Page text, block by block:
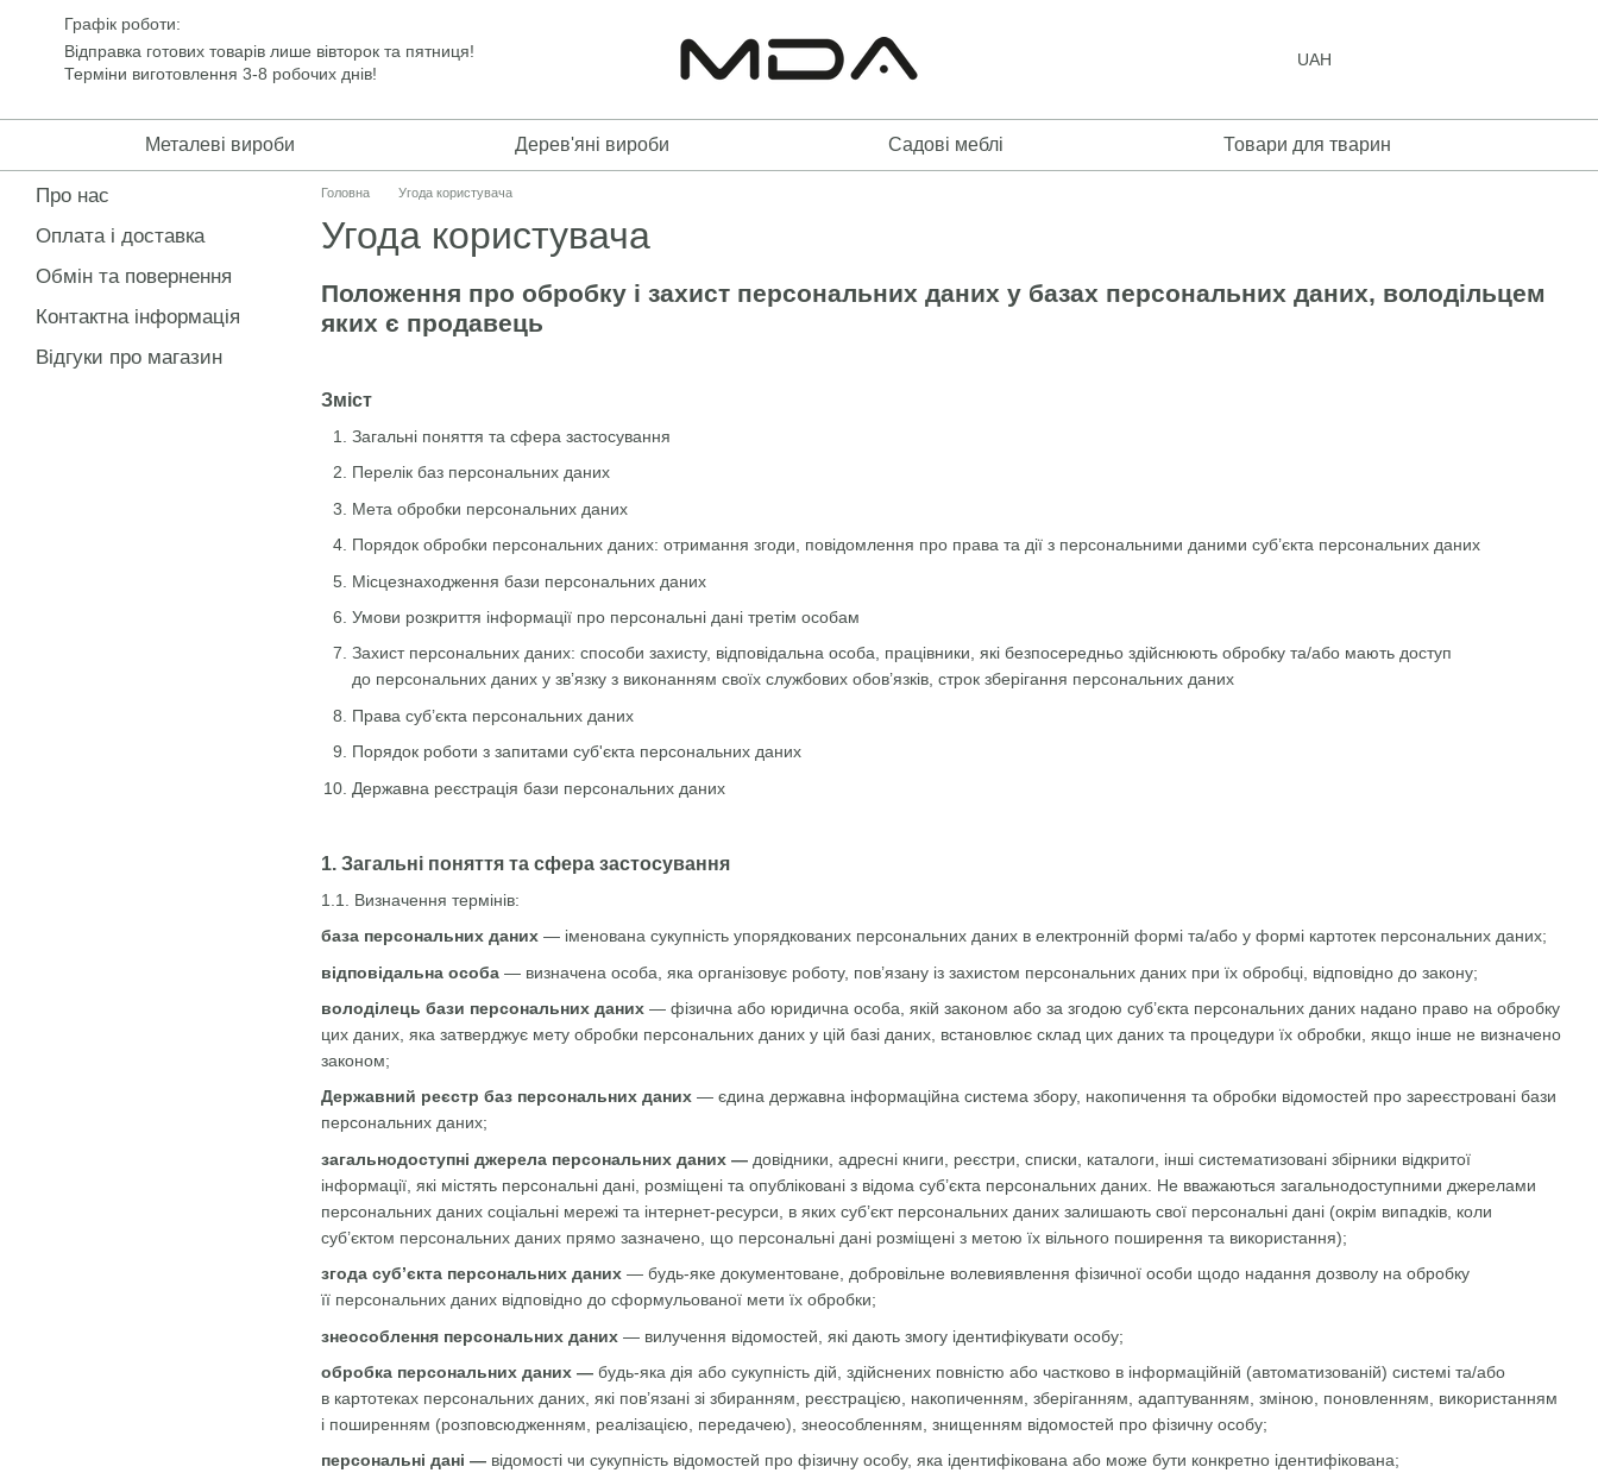
Перейти до основного контенту
Графік роботи:
Відправка готових товарів лише вівторок та пятниця!
Терміни виготовлення 3-8 робочих днів!
UAH
Металеві вироби Дерев'яні вироби Садові меблі Товари для тварин
Головна Угода користувача
Угода користувача
Положення про обробку і захист персональних даних у базах персональних даних, володільцем
яких є продавець
Зміст
Загальні поняття та сфера застосування
Перелік баз персональних даних
Мета обробки персональних даних
Порядок обробки персональних даних: отримання згоди, повідомлення про права та дії з персональними даними суб’єкта персональних даних
Місцезнаходження бази персональних даних
Умови розкриття інформації про персональні дані третім особам
Захист персональних даних: способи захисту, відповідальна особа, працівники, які безпосередньо здійснюють обробку та/або мають доступ
до персональних даних у зв’язку з виконанням своїх службових обов’язків, строк зберігання персональних даних
Права суб’єкта персональних даних
Порядок роботи з запитами суб'єкта персональних даних
Державна реєстрація бази персональних даних
1. Загальні поняття та сфера застосування
1.1. Визначення термінів:
база персональних даних — іменована сукупність упорядкованих персональних даних в електронній формі та/або у формі картотек персональних даних;
відповідальна особа — визначена особа, яка організовує роботу, пов’язану із захистом персональних даних при їх обробці, відповідно до закону;
володілець бази персональних даних — фізична або юридична особа, якій законом або за згодою суб’єкта персональних даних надано право на обробку
цих даних, яка затверджує мету обробки персональних даних у цій базі даних, встановлює склад цих даних та процедури їх обробки, якщо інше не визначено
законом;
Державний реєстр баз персональних даних — єдина державна інформаційна система збору, накопичення та обробки відомостей про зареєстровані бази
персональних даних;
загальнодоступні джерела персональних даних — довідники, адресні книги, реєстри, списки, каталоги, інші систематизовані збірники відкритої
інформації, які містять персональні дані, розміщені та опубліковані з відома суб’єкта персональних даних. Не вважаються загальнодоступними джерелами
персональних даних соціальні мережі та інтернет-ресурси, в яких суб’єкт персональних даних залишають свої персональні дані (окрім випадків, коли
суб’єктом персональних даних прямо зазначено, що персональні дані розміщені з метою їх вільного поширення та використання);
згода суб’єкта персональних даних — будь-яке документоване, добровільне волевиявлення фізичної особи щодо надання дозволу на обробку
її персональних даних відповідно до сформульованої мети їх обробки;
знеособлення персональних даних — вилучення відомостей, які дають змогу ідентифікувати особу;
обробка персональних даних — будь-яка дія або сукупність дій, здійснених повністю або частково в інформаційній (автоматизованій) системі та/або
в картотеках персональних даних, які пов’язані зі збиранням, реєстрацією, накопиченням, зберіганням, адаптуванням, зміною, поновленням, використанням
і поширенням (розповсюдженням, реалізацією, передачею), знеособленням, знищенням відомостей про фізичну особу;
персональні дані — відомості чи сукупність відомостей про фізичну особу, яка ідентифікована або може бути конкретно ідентифікована;
Про нас
Оплата і доставка
Обмін та повернення
Контактна інформація
Відгуки про магазин